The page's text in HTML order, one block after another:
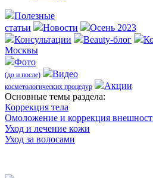
Полезные
статьи
Новости
Осень 2023
Консультации
Beauty-блог
Москвы
Фото
(до и после) Видео
косметологических процедур
Акции
Оcновные темы раздела:
Коррекция тела
Омоложение и коррекция
Уход и лечение кожи
Уход за волосами